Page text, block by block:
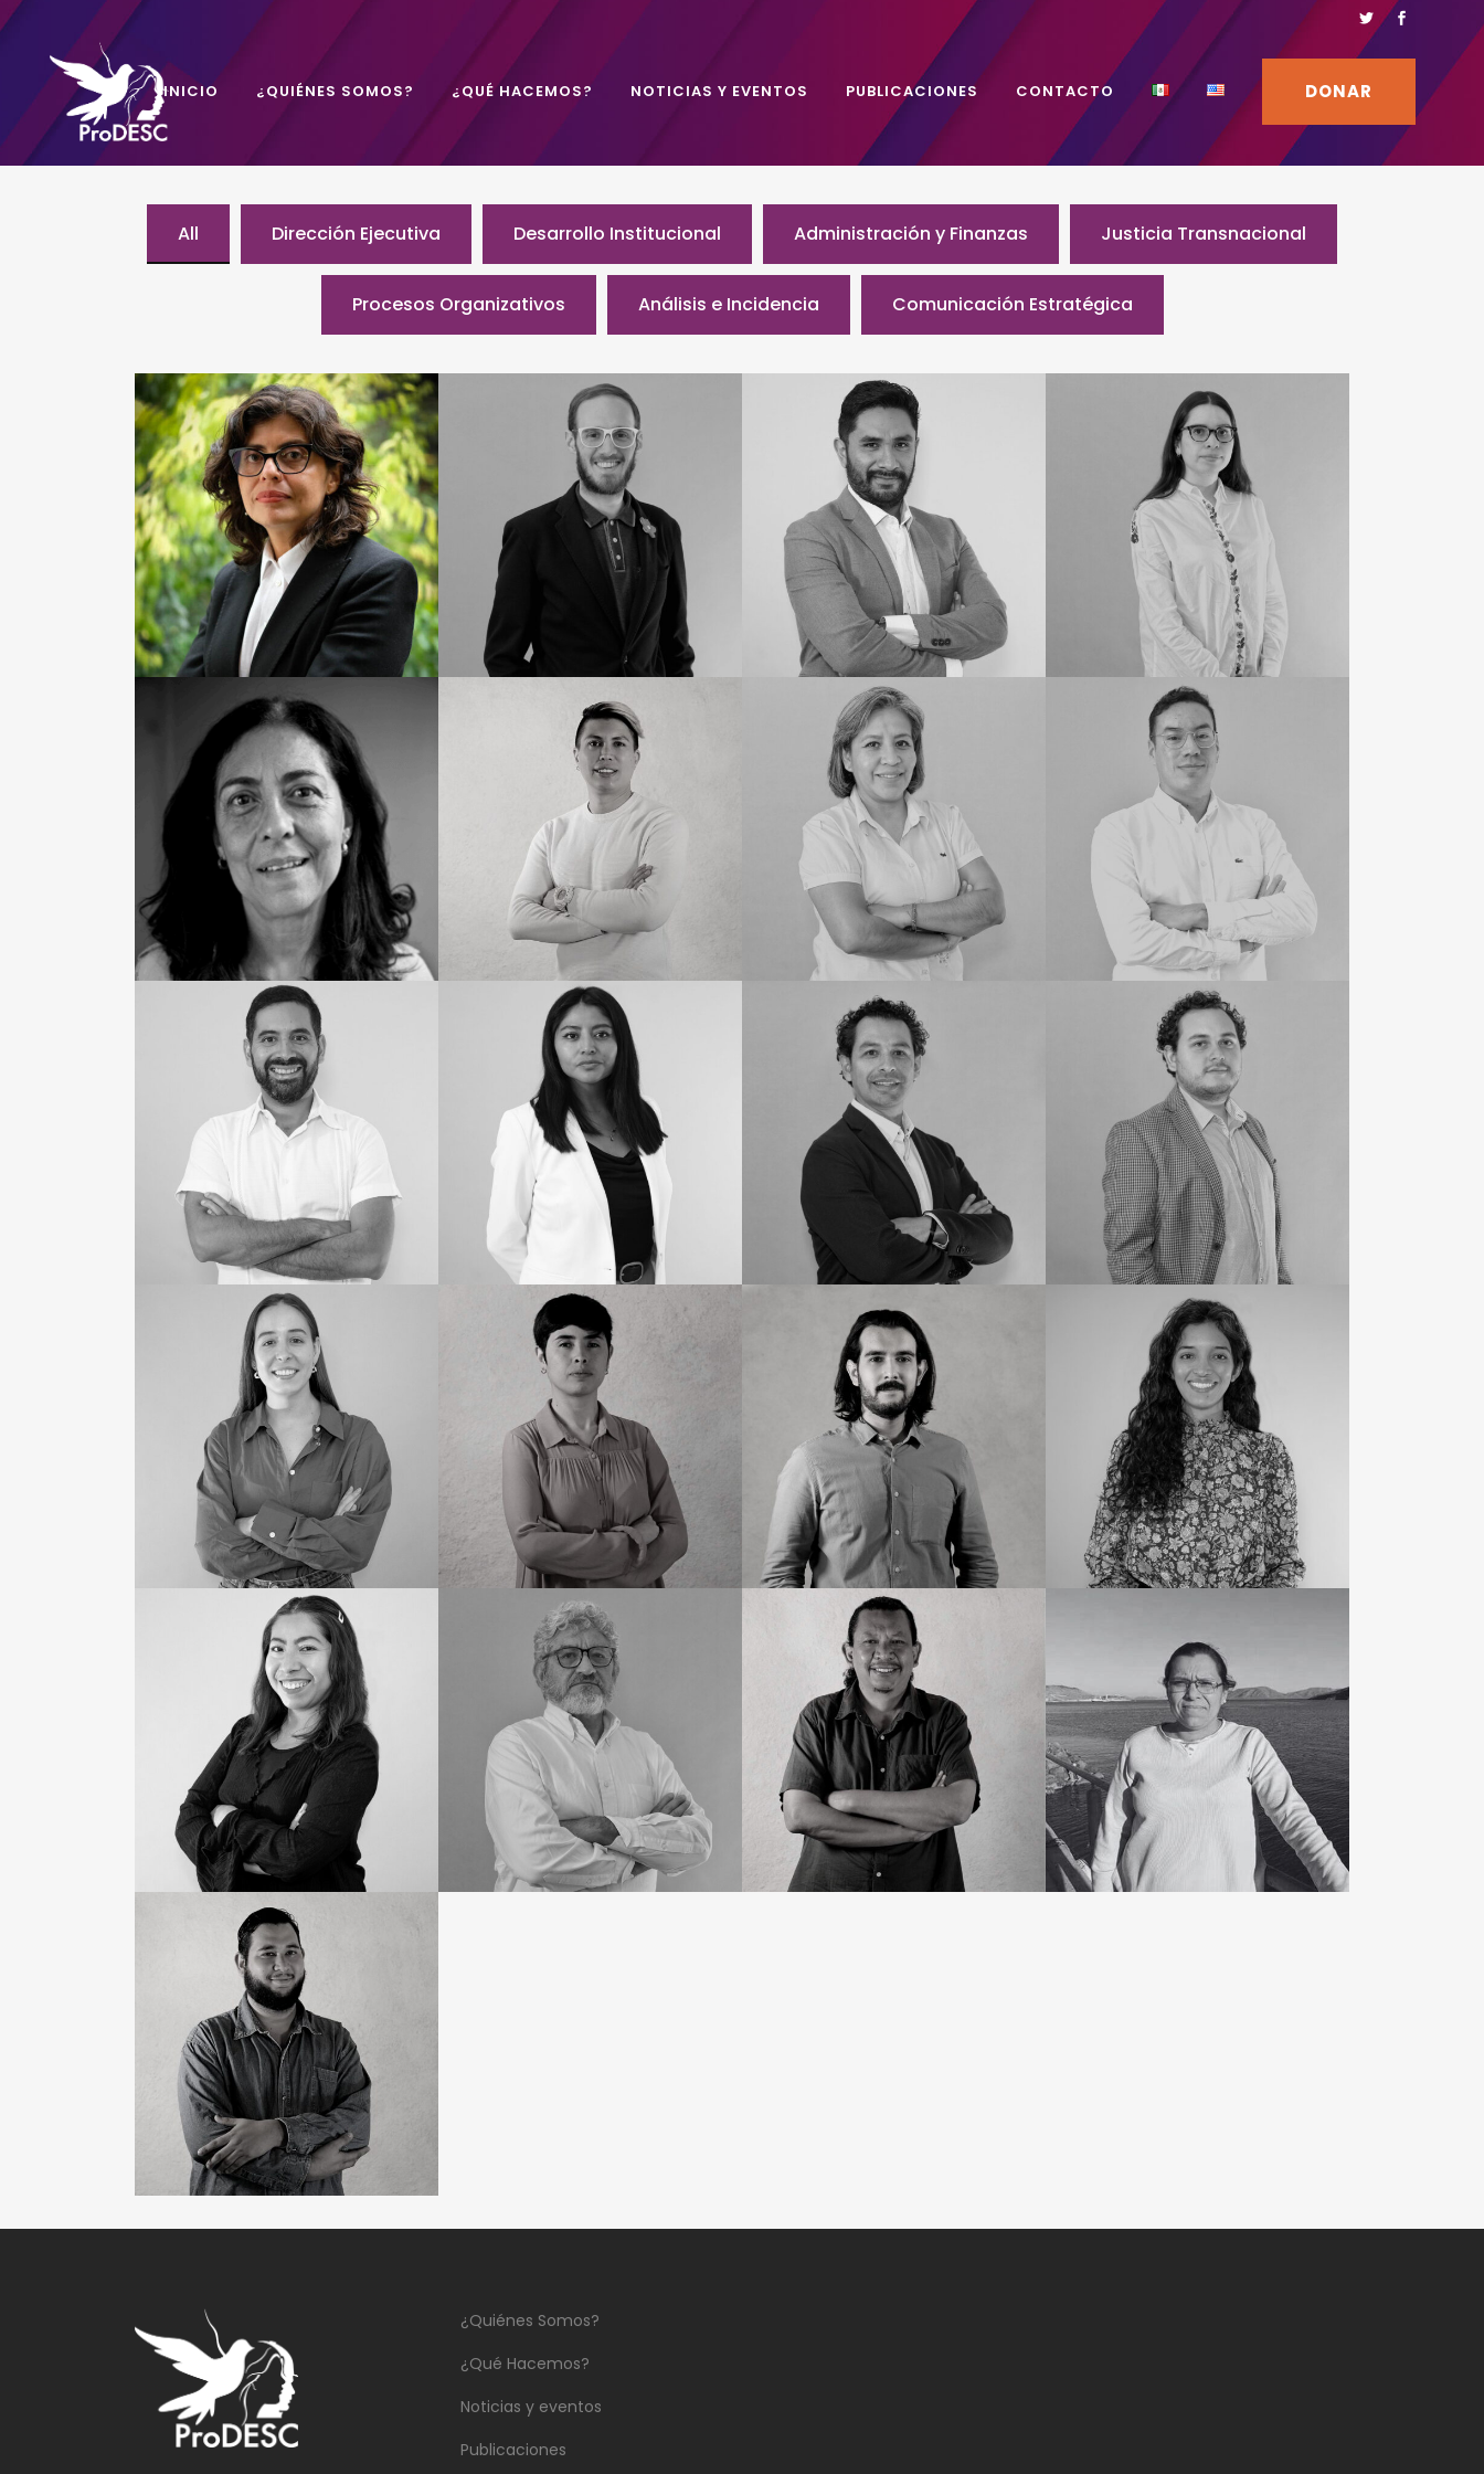
DONAR
INICIO ¿QUIÉNES SOMOS? ¿QUÉ HACEMOS? NOTICIAS Y EVENTOS PUBLICACIONES CONTACTO
All Dirección Ejecutiva Desarrollo Institucional Administración y Finanzas Justicia Transnacional
Procesos Organizativos Análisis e Incidencia Comunicación Estratégica
¿Quiénes Somos?
¿Qué Hacemos?
Noticias y eventos
Publicaciones